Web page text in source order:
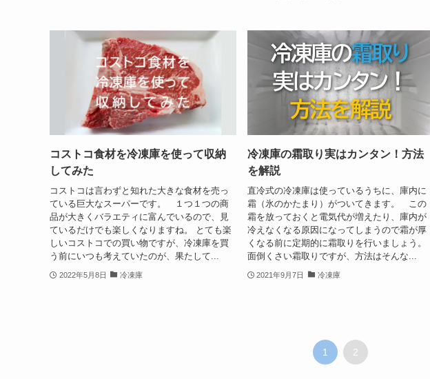
コストコ食材を冷凍庫を使って収納
してみた
コストコは言わずと知れた大きな食材を売っ
ている巨大なスーパーです。 １つ１つの商
品が大きくバラエティに富んでいるので、見
ているだけでも楽しくなりますね。 とても楽
しいコストコでの買い物ですが、冷凍庫を買
う前にいつも考えていたのが、果たして...
2022年5月8日 冷凍庫
冷凍庫の霜取り実はカンタン！方法
を解説
直冷式の冷凍庫は使っているうちに、庫内に
霜（氷のかたまり）がついてきます。 この
霜を放っておくと電気代が増えたり、庫内が
冷えなくなる原因になってしまうので霜が厚
くなる前に定期的に霜取りを行いましょう。
面倒くさい霜取りですが、方法はそんな...
2021年9月7日 冷凍庫
1 2